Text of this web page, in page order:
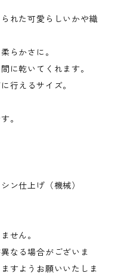
れた可愛らしいかや織
らかさに。
に乾いてくれます。
行えるサイズ。
。
ン仕上げ（機械）
せん。
なる場合がございま
すようお願いいたしま